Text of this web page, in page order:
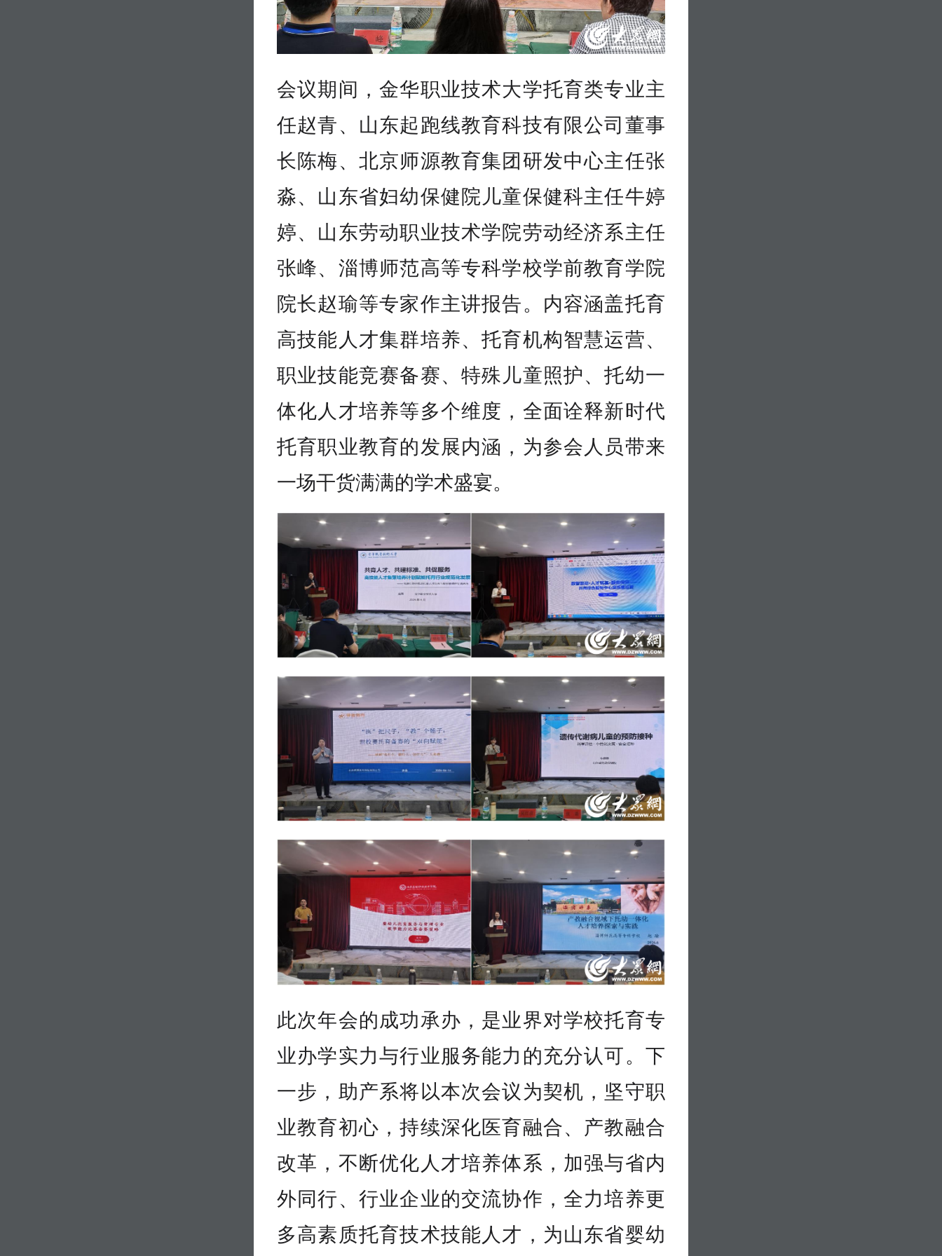
会议期间，金华职业技术大学托育类专业主
任赵青、山东起跑线教育科技有限公司董事
长陈梅、北京师源教育集团研发中心主任张
淼、山东省妇幼保健院儿童保健科主任牛婷
婷、山东劳动职业技术学院劳动经济系主任
张峰、淄博师范高等专科学校学前教育学院
院长赵瑜等专家作主讲报告。内容涵盖托育
高技能人才集群培养、托育机构智慧运营、
职业技能竞赛备赛、特殊儿童照护、托幼一
体化人才培养等多个维度，全面诠释新时代
托育职业教育的发展内涵，为参会人员带来
一场干货满满的学术盛宴。
此次年会的成功承办，是业界对学校托育专
业办学实力与行业服务能力的充分认可。下
一步，助产系将以本次会议为契机，坚守职
业教育初心，持续深化医育融合、产教融合
改革，不断优化人才培养体系，加强与省内
外同行、行业企业的交流协作，全力培养更
多高素质托育技术技能人才，为山东省婴幼